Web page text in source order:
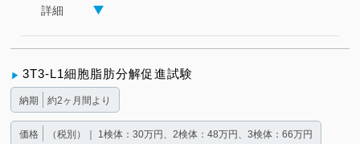
詳細
3T3-L1細胞脂肪分解促進試験
納期 約2ヶ月間より
価格 （税別）｜ 1検体：30万円、2検体：48万円、3検体：66万円